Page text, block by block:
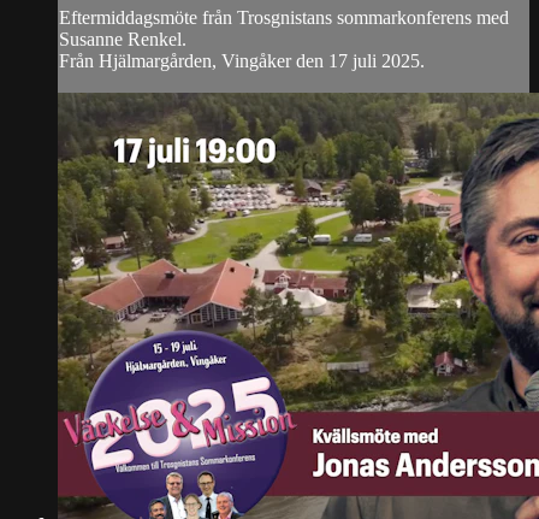
Eftermiddagsmöte från Trosgnistans sommarkonferens med
Susanne Renkel.
Från Hjälmargården, Vingåker den 17 juli 2025.